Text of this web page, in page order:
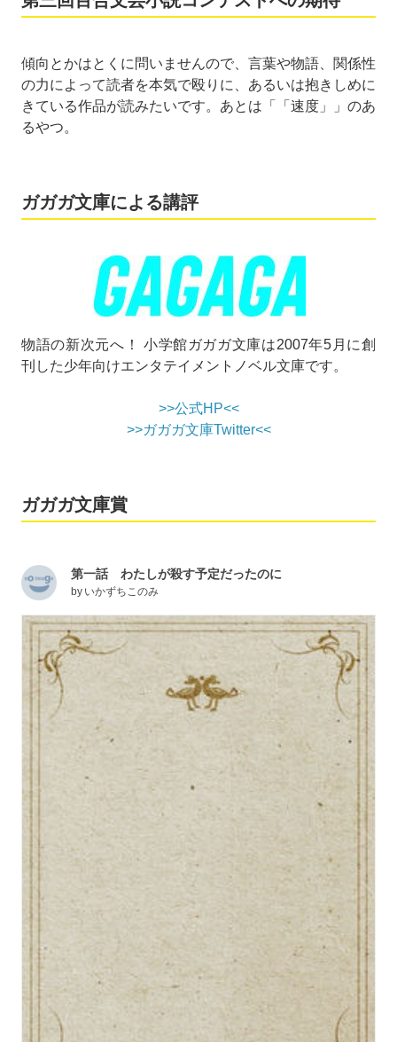
傾向とかはとくに問いませんので、言葉や物語、関係性
の力によって読者を本気で殴りに、あるいは抱きしめに
きている作品が読みたいです。あとは「「速度」」のあ
るやつ。
ガガガ文庫による講評
物語の新次元へ！ 小学館ガガガ文庫は2007年5月に創
刊した少年向けエンタテイメントノベル文庫です。
>>公式HP<<
>>ガガガ文庫Twitter<<
ガガガ文庫賞
第一話 わたしが殺す予定だったのに
by いかずちこのみ